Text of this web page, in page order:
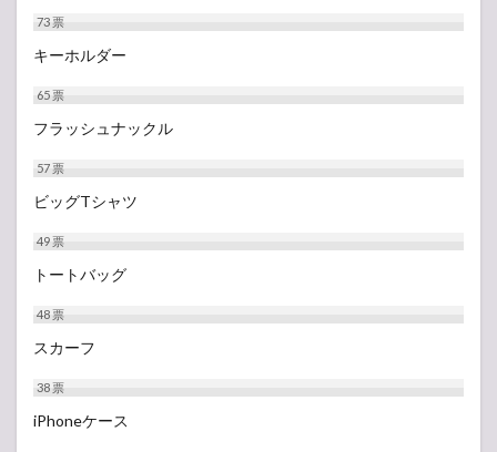
73票
キーホルダー
65票
フラッシュナックル
57票
ビッグTシャツ
49票
トートバッグ
48票
スカーフ
38票
iPhoneケース